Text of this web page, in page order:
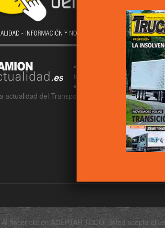
- INFORMACIÓN Y NOTICIAS DE TRANSPORTE
Noticias de Camiónes y
industrial y vehículo comercial
Revista Truck - La
actualidad del Transporte de Mercancías por
hacer clic en ACEPTAR TODO, usted acepta